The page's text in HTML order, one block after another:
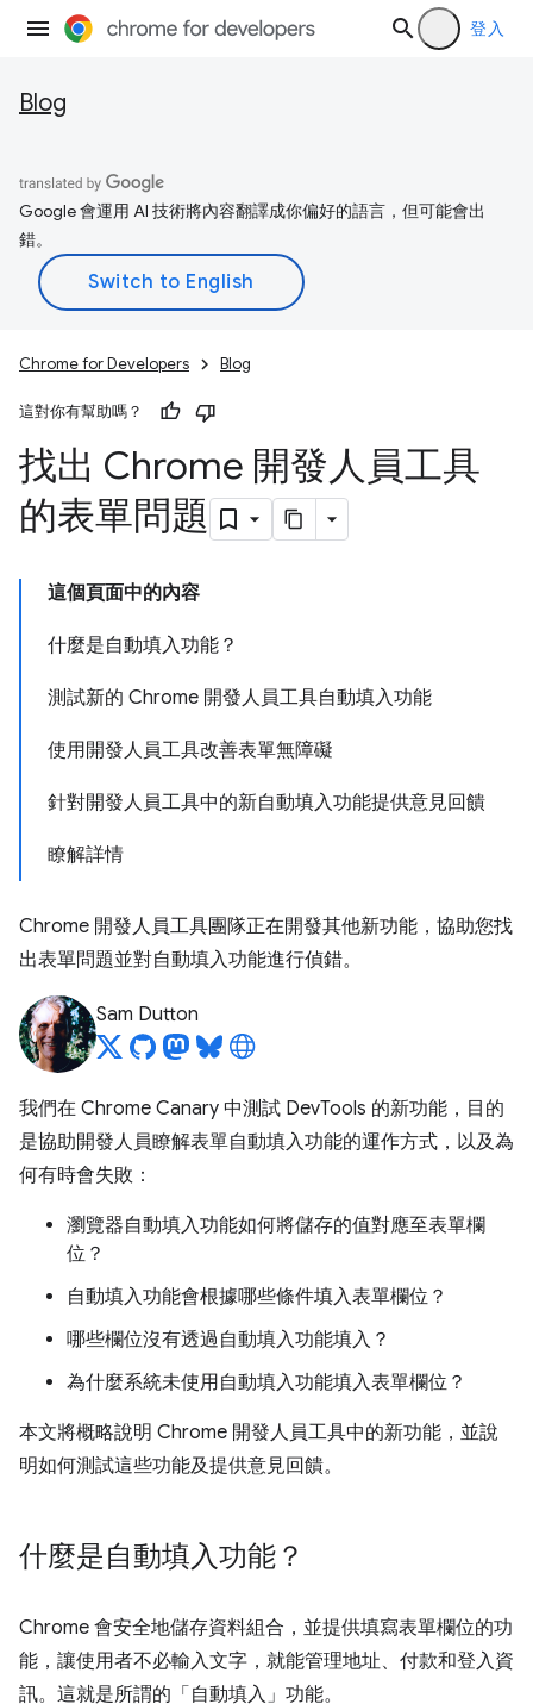
登入
Blog
Google 會運用 AI 技術將內容翻譯成你偏好的語言，但可能會出
錯。
Chrome for Developers Blog
這對你有幫助嗎？
找出 Chrome 開發人員工具
的表單問題
這個頁面中的內容
什麼是自動填入功能？
測試新的 Chrome 開發人員工具自動填入功能
使用開發人員工具改善表單無障礙
針對開發人員工具中的新自動填入功能提供意見回饋
瞭解詳情
Chrome 開發人員工具團隊正在開發其他新功能，協助您找
出表單問題並對自動填入功能進行偵錯。
Sam Dutton
我們在 Chrome Canary 中測試 DevTools 的新功能，目的
是協助開發人員瞭解表單自動填入功能的運作方式，以及為
何有時會失敗：
瀏覽器自動填入功能如何將儲存的值對應至表單欄
位？
自動填入功能會根據哪些條件填入表單欄位？
哪些欄位沒有透過自動填入功能填入？
為什麼系統未使用自動填入功能填入表單欄位？
本文將概略說明 Chrome 開發人員工具中的新功能，並說
明如何測試這些功能及提供意見回饋。
什麼是自動填入功能？
Chrome 會安全地儲存資料組合，並提供填寫表單欄位的功
能，讓使用者不必輸入文字，就能管理地址、付款和登入資
訊。這就是所謂的「自動填入」功能。